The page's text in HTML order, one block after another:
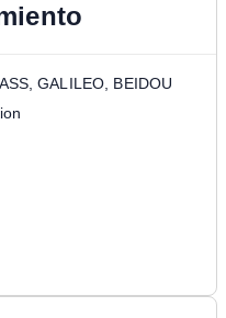
GALILEO, BEIDOU